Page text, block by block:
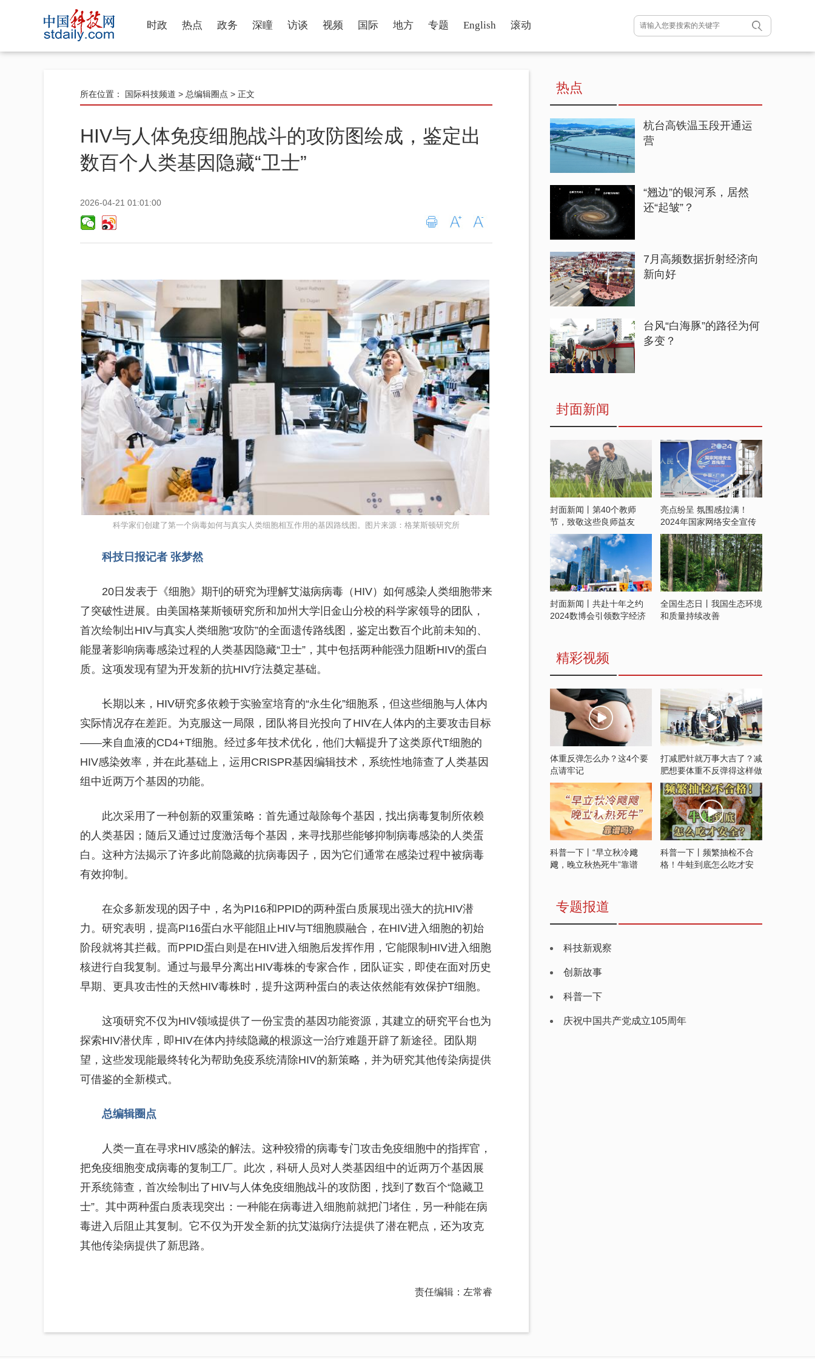
时政 热点 政务 深瞳 访谈 视频 国际 地方 专题 English 滚动
所在位置： 国际科技频道 > 总编辑圈点 > 正文
HIV与人体免疫细胞战斗的攻防图绘成，鉴定出
数百个人类基因隐藏“卫士”
2026-04-21 01:01:00
科学家们创建了第一个病毒如何与真实人类细胞相互作用的基因路线图。图片来源：格莱斯顿研究所
科技日报记者 张梦然
20日发表于《细胞》期刊的研究为理解艾滋病病毒（HIV）如何感染人类细胞带来
了突破性进展。由美国格莱斯顿研究所和加州大学旧金山分校的科学家领导的团队，
首次绘制出HIV与真实人类细胞“攻防”的全面遗传路线图，鉴定出数百个此前未知的、
能显著影响病毒感染过程的人类基因隐藏“卫士”，其中包括两种能强力阻断HIV的蛋白
质。这项发现有望为开发新的抗HIV疗法奠定基础。
长期以来，HIV研究多依赖于实验室培育的“永生化”细胞系，但这些细胞与人体内
实际情况存在差距。为克服这一局限，团队将目光投向了HIV在人体内的主要攻击目标
——来自血液的CD4+T细胞。经过多年技术优化，他们大幅提升了这类原代T细胞的
HIV感染效率，并在此基础上，运用CRISPR基因编辑技术，系统性地筛查了人类基因
组中近两万个基因的功能。
此次采用了一种创新的双重策略：首先通过敲除每个基因，找出病毒复制所依赖
的人类基因；随后又通过过度激活每个基因，来寻找那些能够抑制病毒感染的人类蛋
白。这种方法揭示了许多此前隐藏的抗病毒因子，因为它们通常在感染过程中被病毒
有效抑制。
在众多新发现的因子中，名为PI16和PPID的两种蛋白质展现出强大的抗HIV潜
力。研究表明，提高PI16蛋白水平能阻止HIV与T细胞膜融合，在HIV进入细胞的初始
阶段就将其拦截。而PPID蛋白则是在HIV进入细胞后发挥作用，它能限制HIV进入细胞
核进行自我复制。通过与最早分离出HIV毒株的专家合作，团队证实，即使在面对历史
早期、更具攻击性的天然HIV毒株时，提升这两种蛋白的表达依然能有效保护T细胞。
这项研究不仅为HIV领域提供了一份宝贵的基因功能资源，其建立的研究平台也为
探索HIV潜伏库，即HIV在体内持续隐藏的根源这一治疗难题开辟了新途径。团队期
望，这些发现能最终转化为帮助免疫系统清除HIV的新策略，并为研究其他传染病提供
可借鉴的全新模式。
总编辑圈点
人类一直在寻求HIV感染的解法。这种狡猾的病毒专门攻击免疫细胞中的指挥官，
把免疫细胞变成病毒的复制工厂。此次，科研人员对人类基因组中的近两万个基因展
开系统筛查，首次绘制出了HIV与人体免疫细胞战斗的攻防图，找到了数百个“隐藏卫
士”。其中两种蛋白质表现突出：一种能在病毒进入细胞前就把门堵住，另一种能在病
毒进入后阻止其复制。它不仅为开发全新的抗艾滋病疗法提供了潜在靶点，还为攻克
其他传染病提供了新思路。
责任编辑：左常睿
热点
杭台高铁温玉段开通运
营
“翘边”的银河系，居然
还“起皱”？
7月高频数据折射经济向
新向好
台风“白海豚”的路径为何
多变？
封面新闻
封面新闻丨第40个教师
节，致敬这些良师益友
亮点纷呈 氛围感拉满！
2024年国家网络安全宣传
周开启
封面新闻丨共赴十年之约
2024数博会引领数字经济
全国生态日丨我国生态环境
和质量持续改善
精彩视频
体重反弹怎么办？这4个要
点请牢记
打减肥针就万事大吉了？减
肥想要体重不反弹得这样做
科普一下丨“早立秋冷飕
飕，晚立秋热死牛”靠谱
科普一下丨频繁抽检不合
格！牛蛙到底怎么吃才安
专题报道
科技新观察
创新故事
科普一下
庆祝中国共产党成立105周年